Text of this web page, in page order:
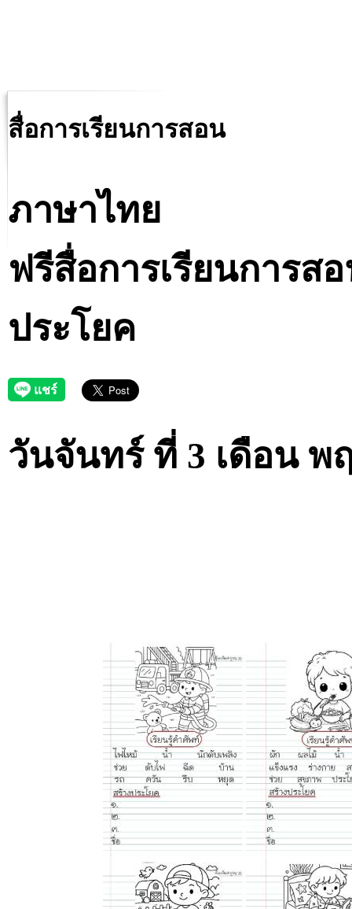
สื่อการเรียนการสอน
ภาษาไทย
ฟรีสื่อการเรียนการส
ประโยค
วันจันทร์ ที่ 3 เดือน พ